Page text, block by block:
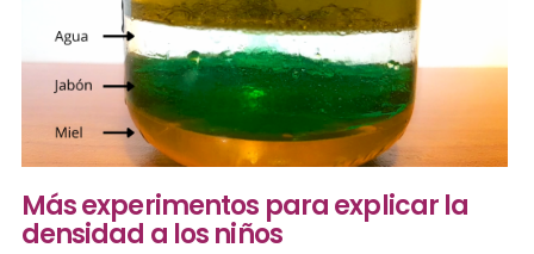
Más experimentos para explicar la
densidad a los niños